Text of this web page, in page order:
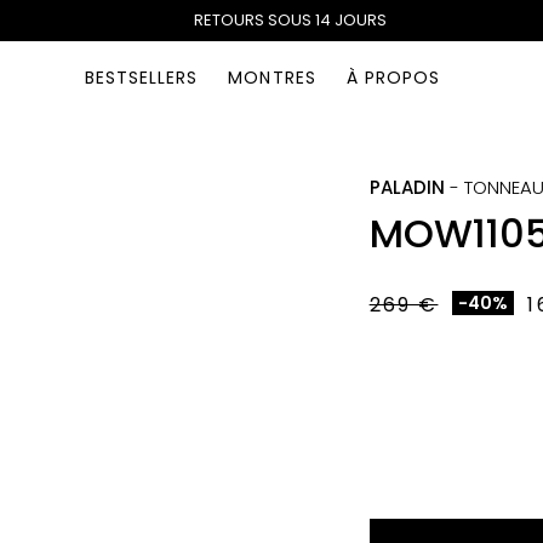
RETOURS SOUS 14 JOURS
BESTSELLERS MONTRES À PROPOS
PALADIN - TONNEAU
269 € -40%